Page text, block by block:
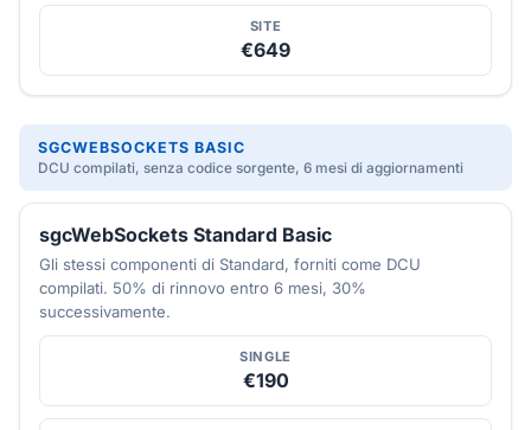
SITE
€649
SGCWEBSOCKETS BASIC
DCU compilati, senza codice sorgente, 6 mesi di aggiornamenti
sgcWebSockets Standard Basic
Gli stessi componenti di Standard, forniti come DCU
compilati. 50% di rinnovo entro 6 mesi, 30%
successivamente.
SINGLE
€190